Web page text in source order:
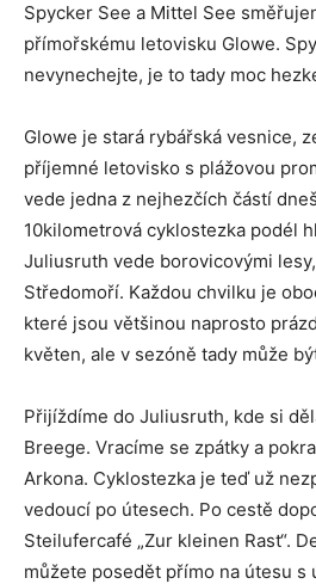
Spycker See a Mittel See
přímořskému letovisku Glowe.
nevynechejte, je to tady moc
Glowe je stará rybářská vesnice,
příjemné letovisko s plážovou
vede jedna z nejhezčích částí
10kilometrová cyklostezka podél
Juliusruth vede borovicovými
Středomoří. Každou chvilku je
které jsou většinou naprosto
květen, ale v sezóně tady může
Přijíždíme do Juliusruth, kde si
Breege. Vracíme se zpátky a
Arkona. Cyklostezka je teď už
vedoucí po útesech. Po cestě
Steilufercafé „Zur kleinen Rast“.
můžete posedět přímo na útesu s